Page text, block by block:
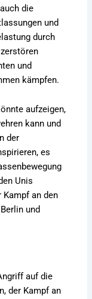
die
und
durch
und
kämpfen.
aufzeigen,
kann und
der
es
Unis
Kampf an den
und
auf die
der Kampf an